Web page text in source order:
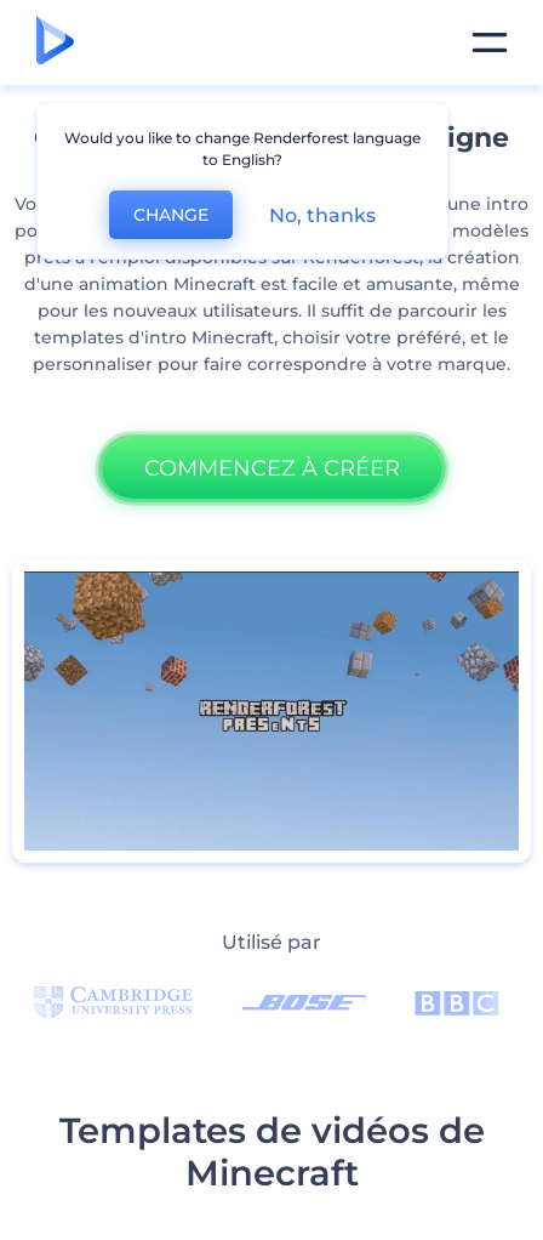
Créez une intro Minecraft en ligne
Vous souhaitez créer une animation Minecraft ou une intro
pour votre vlog de jeux vidéo en ligne ? Avec des modèles
prêts à l'emploi disponibles sur Renderforest, la création
d'une animation Minecraft est facile et amusante, même
pour les nouveaux utilisateurs. Il suffit de parcourir les
templates d'intro Minecraft, choisir votre préféré, et le
personnaliser pour faire correspondre à votre marque.
COMMENCEZ À CRÉER
Utilisé par
Templates de vidéos de
Minecraft
Would you like to change Renderforest language
to English?
CHANGE No, thanks